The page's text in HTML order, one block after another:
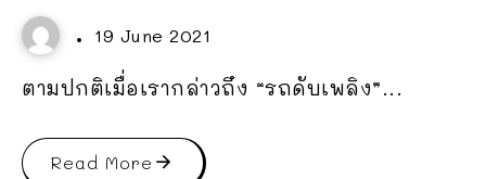
19 June 2021
ตามปกติเมื่อเรากล่าวถึง “รถดับเพลิง”...
Read More